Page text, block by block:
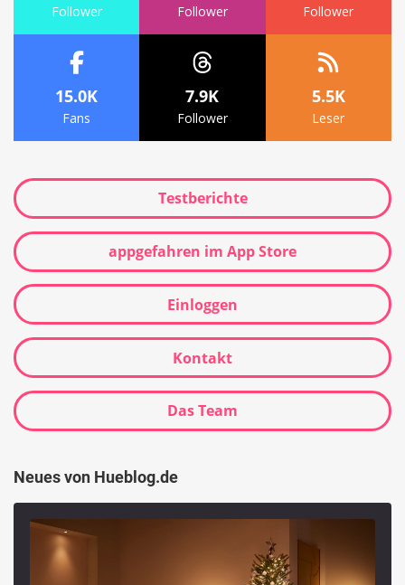
Follower Follower Follower
15.0K
Fans
7.9K
Follower
5.5K
Leser
Testberichte
appgefahren im App Store
Einloggen
Kontakt
Das Team
Neues von Hueblog.de